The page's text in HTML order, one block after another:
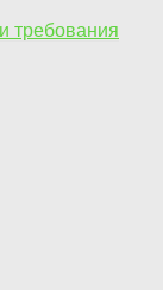
требования